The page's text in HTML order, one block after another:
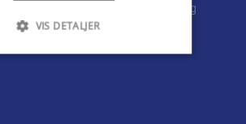
til et sted, hvor ekspertise og
VIS DETALJER